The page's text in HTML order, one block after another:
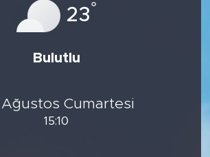
23°
Bulutlu
Cumartesi
15:10
SILAYA